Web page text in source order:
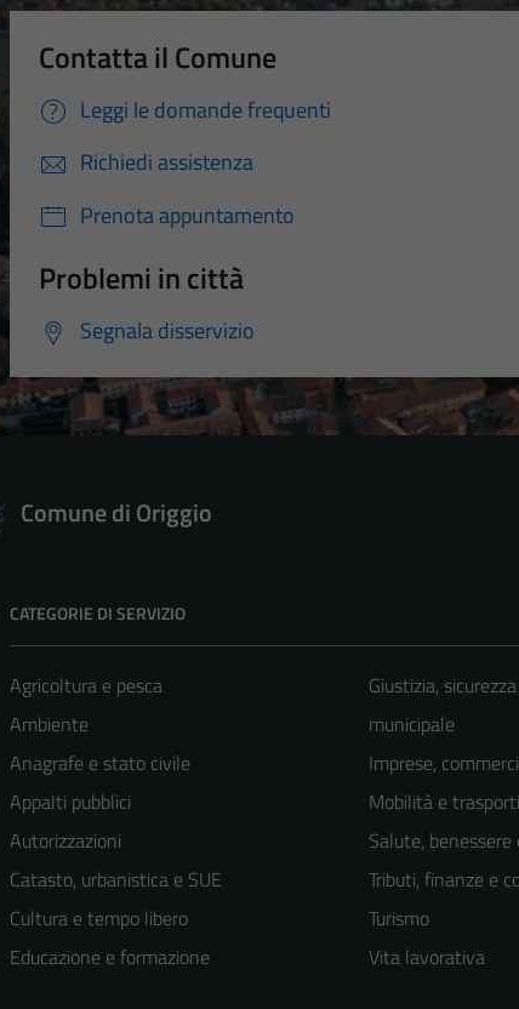
Contatta il Comune
Leggi le domande frequenti
Richiedi assistenza
Prenota appuntamento
Problemi in città
Segnala disservizio
Comune di Origgio
CATEGORIE DI SERVIZIO
Agricoltura e pesca
Ambiente
Anagrafe e stato civile
Appalti pubblici
Autorizzazioni
Catasto, urbanistica e SUE
Cultura e tempo libero
Educazione e formazione
Giustizia,
municipale
Imprese,
Mobilità e trasporti
Salute,
Tributi, finanze e
Turismo
Vita lavorativa